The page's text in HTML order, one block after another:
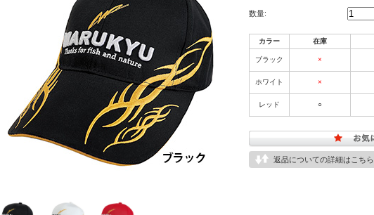
数量:
カラー 在庫
ブラック ×
ホワイト ×
レッド ○
返品についての詳細はこちら